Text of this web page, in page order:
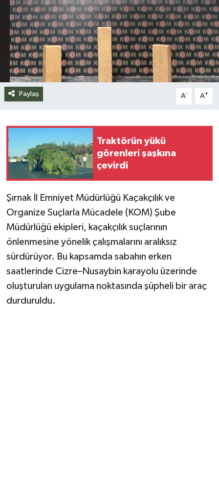
Paylaş A- A+
Traktörün yükü
görenleri şaşkına
çevirdi
Şırnak İl Emniyet Müdürlüğü Kaçakçılık ve
Organize Suçlarla Mücadele (KOM) Şube
Müdürlüğü ekipleri, kaçakçılık suçlarının
önlenmesine yönelik çalışmalarını aralıksız
sürdürüyor. Bu kapsamda sabahın erken
saatlerinde Cizre–Nusaybin karayolu üzerinde
oluşturulan uygulama noktasında şüpheli bir araç
durduruldu.
Teknoloji
Yazarlar